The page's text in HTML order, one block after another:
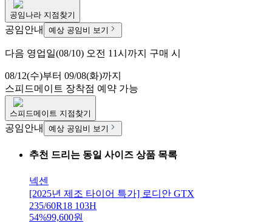
공임나라 지점찾기
공임안내 예상 공임비 보기
다음 영업일(08/10) 오전 11시까지 구매 시
08/12(수)부터 09/08(화)까지
스피드메이트 장착점 예약 가능
스피드메이트 지점찾기
공임안내 예상 공임비 보기
추천 드리는 동일 사이즈 상품 목록
넥센
[2025년 제조 타이어 특가] 로디안 GTX
235/60R18 103H
54%99,600원